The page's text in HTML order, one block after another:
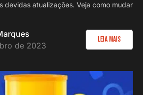
devidas atualizações. Veja como mudar
de 2023
Leia Mais